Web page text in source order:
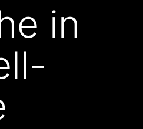
in